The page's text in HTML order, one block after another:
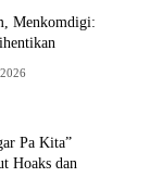
Menkomdigi:
Pa Kita”
Hoaks dan